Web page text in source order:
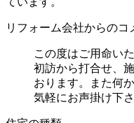
リフォーム会社からのコ
この度はご用命い
初訪から打合せ、
おります。また何
気軽にお声掛け下